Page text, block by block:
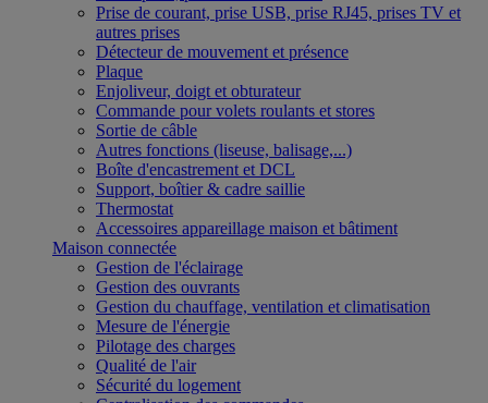
Prise de courant, prise USB, prise RJ45, prises TV et
autres prises
Détecteur de mouvement et présence
Plaque
Enjoliveur, doigt et obturateur
Commande pour volets roulants et stores
Sortie de câble
Autres fonctions (liseuse, balisage,...)
Boîte d'encastrement et DCL
Support, boîtier & cadre saillie
Thermostat
Accessoires appareillage maison et bâtiment
Maison connectée
Gestion de l'éclairage
Gestion des ouvrants
Gestion du chauffage, ventilation et climatisation
Mesure de l'énergie
Pilotage des charges
Qualité de l'air
Sécurité du logement